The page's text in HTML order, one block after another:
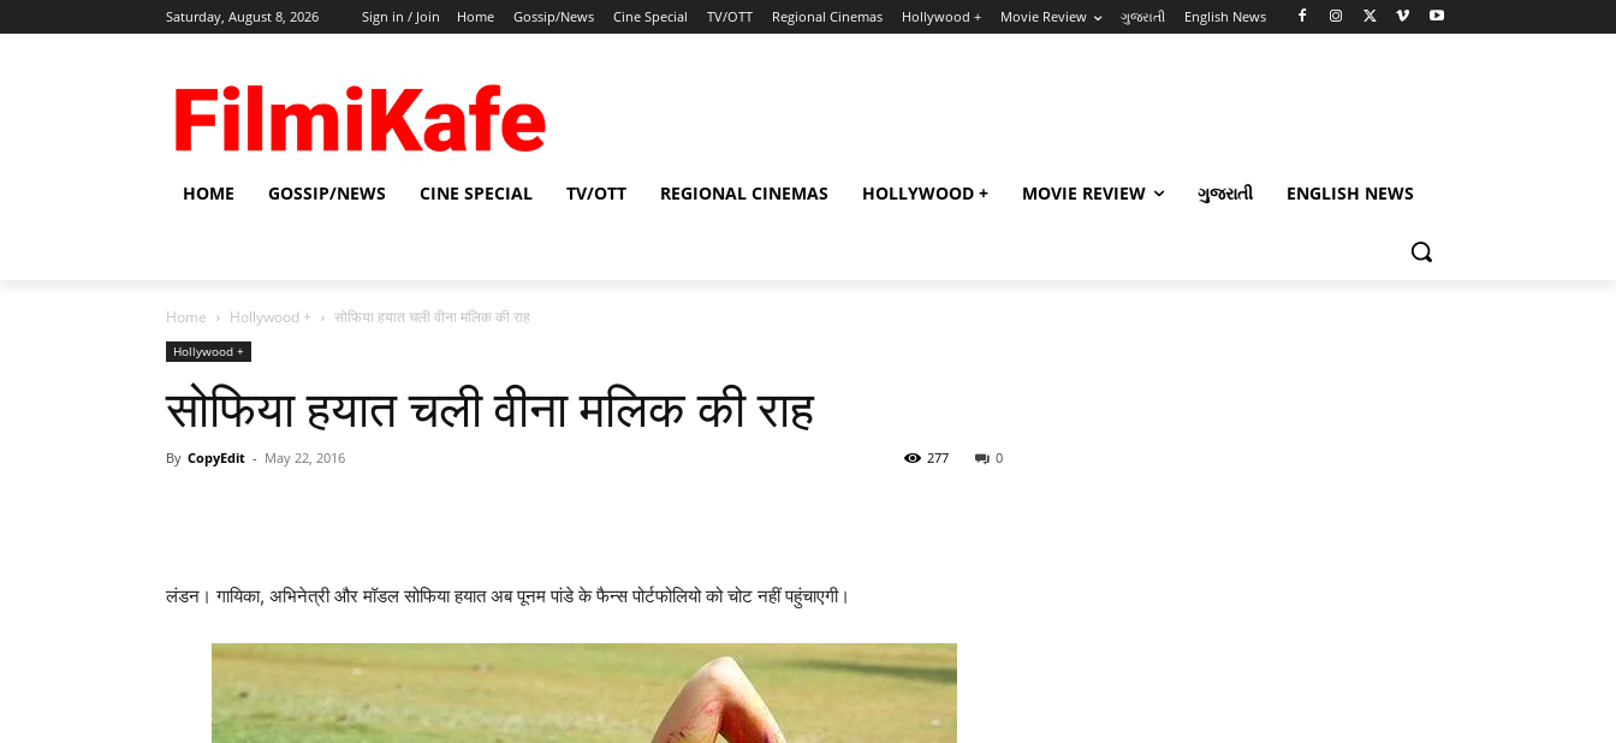
Saturday, August 8, 2026 Sign in / Join Home Gossip/News Cine Special TV/OTT Regional Cinemas Hollywood + Movie Review ગુજરાતી English News
HOME GOSSIP/NEWS CINE SPECIAL TV/OTT REGIONAL CINEMAS HOLLYWOOD + MOVIE REVIEW ગુજરાતી ENGLISH NEWS
Home Hollywood + सोफिया हयात चली वीना मलिक की राह
Hollywood +
सोफिया हयात चली वीना मलिक की राह
By CopyEdit - May 22, 2016 0
277
लंडन। गायिका, अभिनेत्री और मॉडल सोफिया हयात अब पूनम पांडे के फैन्‍स पोर्टफोलियो को चोट नहीं पहुंचाएगी।